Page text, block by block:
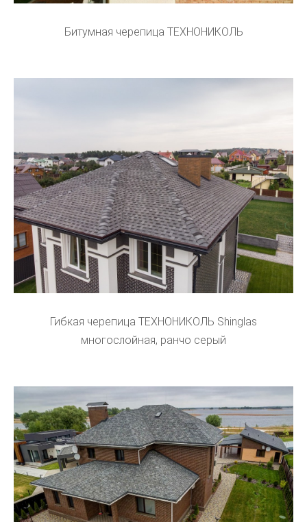
Битумная черепица ТЕХНОНИКОЛЬ
Гибкая черепица ТЕХНОНИКОЛЬ Shinglas
многослойная, ранчо серый